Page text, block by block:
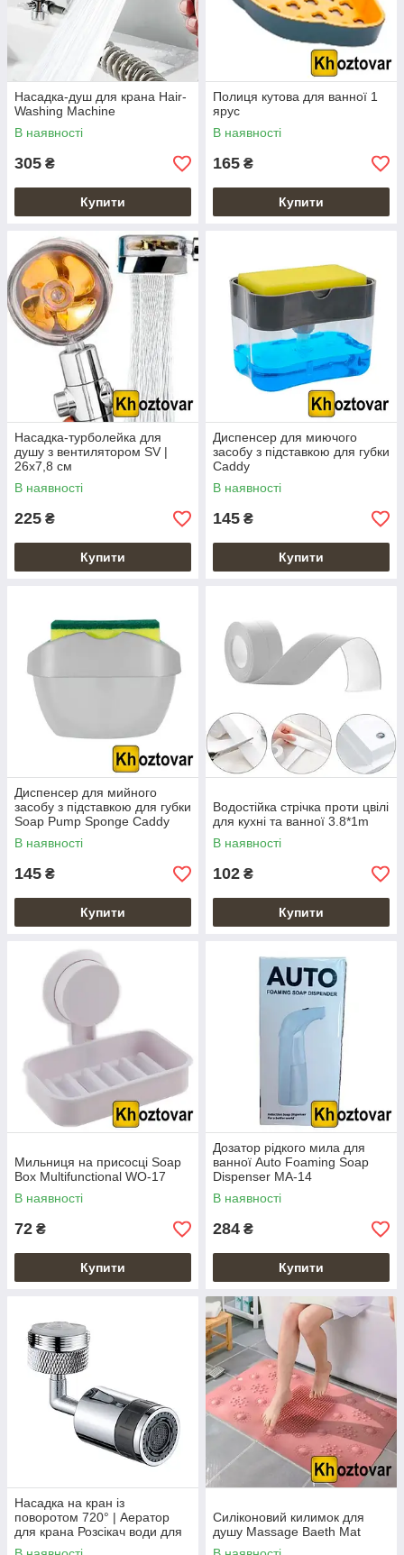
Насадка-душ для крана Hair-
Washing Machine
В наявності
305 ₴
Купити
Полиця кутова для ванної 1
ярус
В наявності
165 ₴
Купити
Насадка-турболейка для
душу з вентилятором SV |
26х7,8 см
В наявності
225 ₴
Купити
Диспенсер для миючого
засобу з підставкою для губки
Caddy
В наявності
145 ₴
Купити
Диспенсер для мийного
засобу з підставкою для губки
Soap Pump Sponge Caddy
WN-08
В наявності
145 ₴
Купити
Водостійка стрічка проти цвілі
для кухні та ванної 3.8*1m
В наявності
102 ₴
Купити
Мильниця на присосці Soap
Box Multifunctional WO-17
В наявності
72 ₴
Купити
Дозатор рідкого мила для
ванної Auto Foaming Soap
Dispenser MA-14
В наявності
284 ₴
Купити
Насадка на кран із
поворотом 720° | Аератор
для крана Розсікач води для
крана
Силіконовий килимок для
душу Massage Baeth Mat